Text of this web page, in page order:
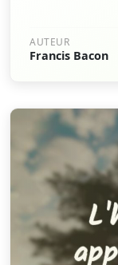
AUTEUR
Francis Bacon